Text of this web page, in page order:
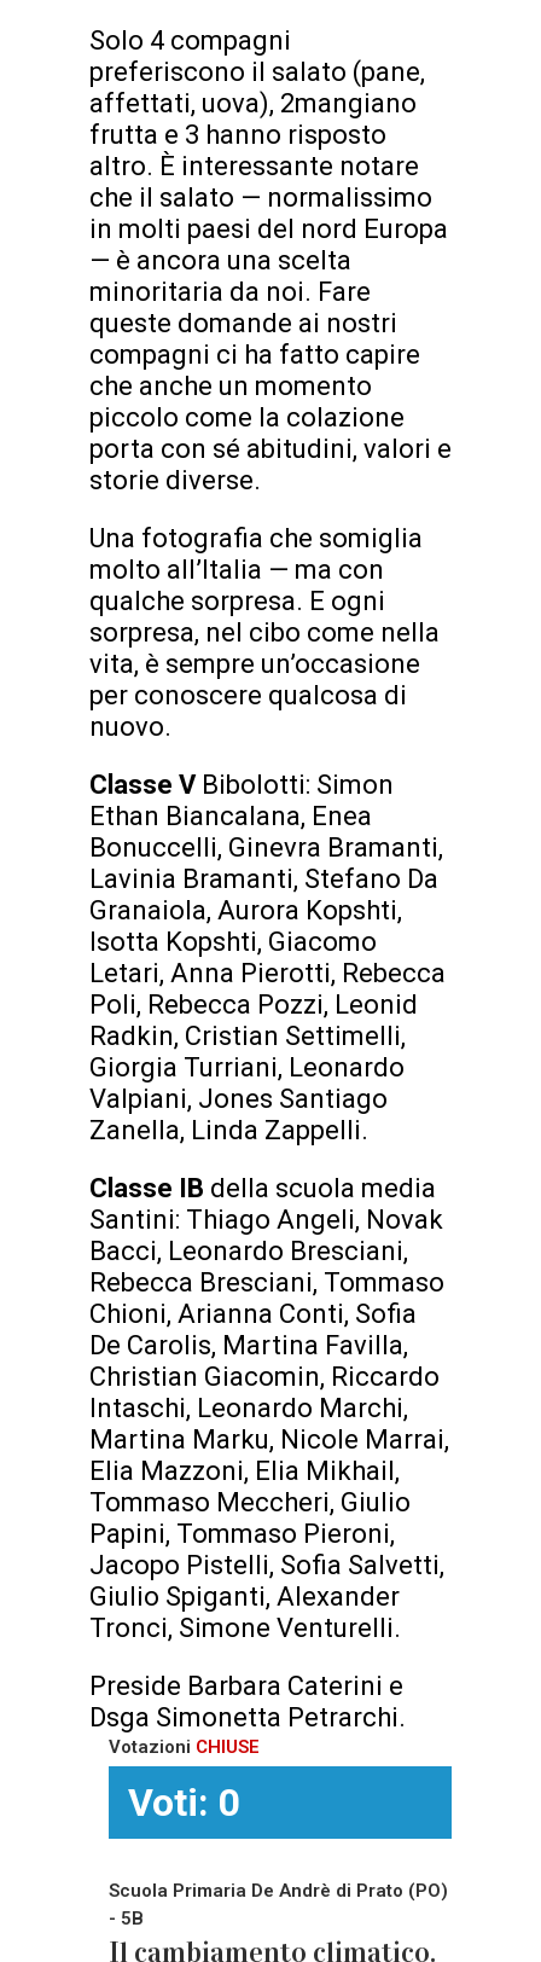
Solo 4 compagni
preferiscono il salato (pane,
affettati, uova), 2mangiano
frutta e 3 hanno risposto
altro. È interessante notare
che il salato — normalissimo
in molti paesi del nord Europa
— è ancora una scelta
minoritaria da noi. Fare
queste domande ai nostri
compagni ci ha fatto capire
che anche un momento
piccolo come la colazione
porta con sé abitudini, valori e
storie diverse.
Una fotografia che somiglia
molto all’Italia — ma con
qualche sorpresa. E ogni
sorpresa, nel cibo come nella
vita, è sempre un’occasione
per conoscere qualcosa di
nuovo.
Classe V Bibolotti: Simon
Ethan Biancalana, Enea
Bonuccelli, Ginevra Bramanti,
Lavinia Bramanti, Stefano Da
Granaiola, Aurora Kopshti,
Isotta Kopshti, Giacomo
Letari, Anna Pierotti, Rebecca
Poli, Rebecca Pozzi, Leonid
Radkin, Cristian Settimelli,
Giorgia Turriani, Leonardo
Valpiani, Jones Santiago
Zanella, Linda Zappelli.
Classe IB della scuola media
Santini: Thiago Angeli, Novak
Bacci, Leonardo Bresciani,
Rebecca Bresciani, Tommaso
Chioni, Arianna Conti, Sofia
De Carolis, Martina Favilla,
Christian Giacomin, Riccardo
Intaschi, Leonardo Marchi,
Martina Marku, Nicole Marrai,
Elia Mazzoni, Elia Mikhail,
Tommaso Meccheri, Giulio
Papini, Tommaso Pieroni,
Jacopo Pistelli, Sofia Salvetti,
Giulio Spiganti, Alexander
Tronci, Simone Venturelli.
Preside Barbara Caterini e
Dsga Simonetta Petrarchi.
Votazioni CHIUSE
Voti: 0
Scuola Primaria De Andrè di Prato (PO)
- 5B
Il cambiamento climatico.